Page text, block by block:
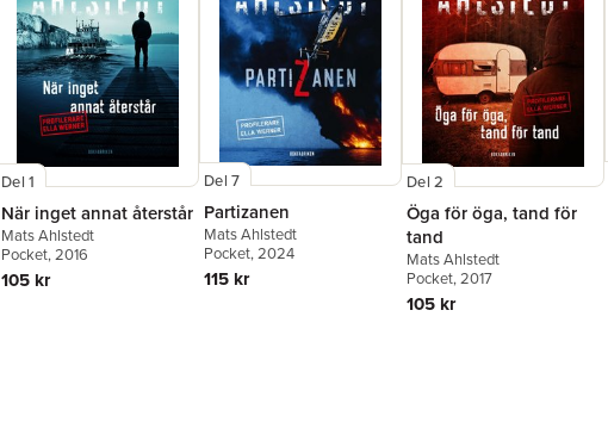
Del 1
När inget annat återstår
Mats Ahlstedt
Pocket, 2016
105 kr
Del 7
Partizanen
Mats Ahlstedt
Pocket, 2024
115 kr
Del 2
Öga för öga, tand för
tand
Mats Ahlstedt
Pocket, 2017
105 kr